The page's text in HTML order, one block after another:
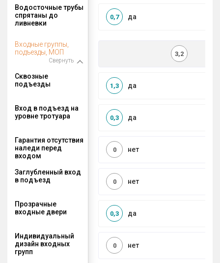
Водосточные трубы
спрятаны до
ливневки
да
0,7
Входные группы,
подъезды, МОП
Свернуть
3,2
Сквозные
подъезды
да
1,3
Вход в подъезд на
уровне тротуара
да
0,3
Гарантия отсутствия
наледи перед
входом
нет
0
Заглубленный вход
в подъезд
нет
0
Прозрачные
входные двери
да
0,3
Индивидуальный
дизайн входных
групп
нет
0